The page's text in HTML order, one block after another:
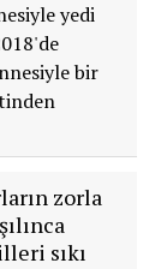
yedi
bir
zorla
sıkı